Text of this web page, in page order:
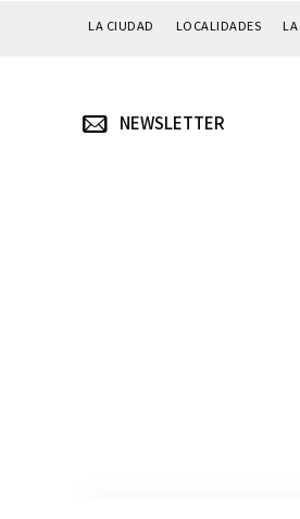
LA CIUDAD LOCALIDADES
NEWSLETTER